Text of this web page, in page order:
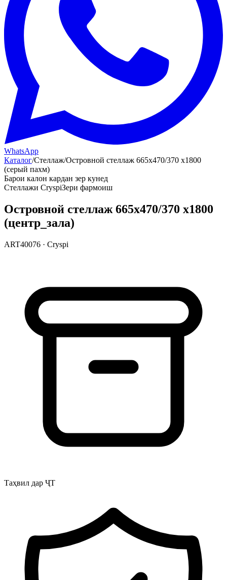
WhatsApp
Каталог/Стеллаж/Островной стеллаж 665х470/370 х1800
(серый пахм)
Барои калон кардан зер кунед
Стеллажи CryspiЗери фармоиш
Островной стеллаж 665х470/370 х1800
(центр_зала)
ART40076 · Cryspi
Таҳвил дар ҶТ